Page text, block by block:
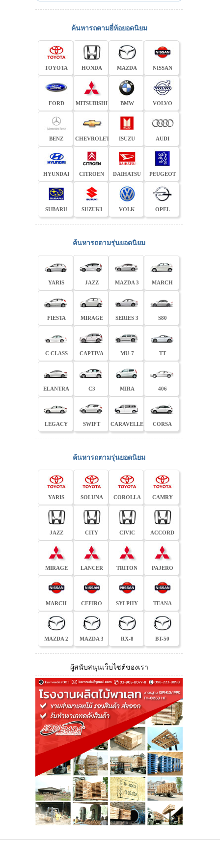
ค้นหารถตามยี่ห้อยอดนิยม
TOYOTA HONDA MAZDA NISSAN
FORD MITSUBISHI BMW VOLVO
BENZ CHEVROLET ISUZU AUDI
HYUNDAI CITROEN DAIHATSU PEUGEOT
SUBARU SUZUKI VOLK OPEL
ค้นหารถตามรุ่นยอดนิยม
YARIS JAZZ MAZDA 3 MARCH
FIESTA MIRAGE SERIES 3 S80
C CLASS CAPTIVA MU-7 TT
ELANTRA C3 MIRA 406
LEGACY SWIFT CARAVELLE CORSA
ค้นหารถตามรุ่นยอดนิยม
YARIS SOLUNA COROLLA CAMRY
JAZZ CITY CIVIC ACCORD
MIRAGE LANCER TRITON PAJERO
MARCH CEFIRO SYLPHY TEANA
MAZDA 2 MAZDA 3 RX-8 BT-50
ผู้สนับสนุนเว็บไซต์ของเรา